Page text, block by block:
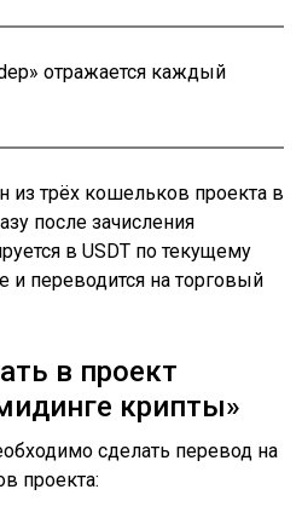
отражается каждый
трёх кошельков проекта в
после зачисления
в USDT по текущему
и переводится на торговый
в проект
крипты»
сделать перевод на
проекта: